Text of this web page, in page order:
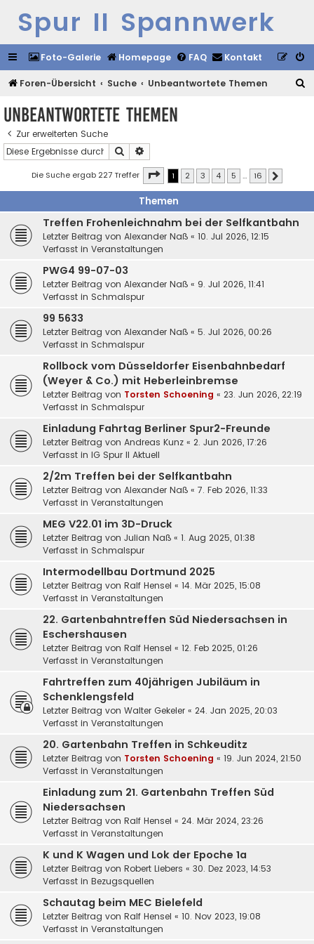
Spur II Spannwerk
Foto-Galerie Homepage FAQ Kontakt
Foren-Übersicht Suche Unbeantwortete Themen
Unbeantwortete Themen
Zur erweiterten Suche
Suche
Die Suche ergab 227 Treffer Seite von16
1 2 3 4 5 … 16
Themen
Treffen Frohenleichnahm bei der Selfkantbahn
Letzter Beitrag von Alexander Naß « 10. Jul 2026, 12:15
Verfasst in Veranstaltungen
PWG4 99-07-03
Letzter Beitrag von Alexander Naß « 9. Jul 2026, 11:41
Verfasst in Schmalspur
99 5633
Letzter Beitrag von Alexander Naß « 5. Jul 2026, 00:26
Verfasst in Schmalspur
Rollbock vom Düsseldorfer Eisenbahnbedarf
(Weyer & Co.) mit Heberleinbremse
Letzter Beitrag von Torsten Schoening « 23. Jun 2026, 22:19
Verfasst in Schmalspur
Einladung Fahrtag Berliner Spur2-Freunde
Letzter Beitrag von Andreas Kunz « 2. Jun 2026, 17:26
Verfasst in IG Spur II Aktuell
2/2m Treffen bei der Selfkantbahn
Letzter Beitrag von Alexander Naß « 7. Feb 2026, 11:33
Verfasst in Veranstaltungen
MEG V22.01 im 3D-Druck
Letzter Beitrag von Julian Naß « 1. Aug 2025, 01:38
Verfasst in Schmalspur
Intermodellbau Dortmund 2025
Letzter Beitrag von Ralf Hensel « 14. Mär 2025, 15:08
Verfasst in Veranstaltungen
22. Gartenbahntreffen Süd Niedersachsen in
Eschershausen
Letzter Beitrag von Ralf Hensel « 12. Feb 2025, 01:26
Verfasst in Veranstaltungen
Fahrtreffen zum 40jährigen Jubiläum in
Schenklengsfeld
Letzter Beitrag von Walter Gekeler « 24. Jan 2025, 20:03
Verfasst in Veranstaltungen
20. Gartenbahn Treffen in Schkeuditz
Letzter Beitrag von Torsten Schoening « 19. Jun 2024, 21:50
Verfasst in Veranstaltungen
Einladung zum 21. Gartenbahn Treffen Süd
Niedersachsen
Letzter Beitrag von Ralf Hensel « 24. Mär 2024, 23:26
Verfasst in Veranstaltungen
K und K Wagen und Lok der Epoche 1a
Letzter Beitrag von Robert Liebers « 30. Dez 2023, 14:53
Verfasst in Bezugsquellen
Schautag beim MEC Bielefeld
Letzter Beitrag von Ralf Hensel « 10. Nov 2023, 19:08
Verfasst in Veranstaltungen